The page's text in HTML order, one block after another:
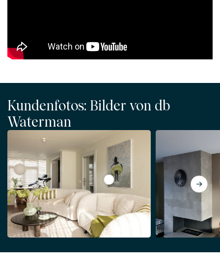
Kundenfotos: Bilder von db
Waterman
View SUMMER GIRL